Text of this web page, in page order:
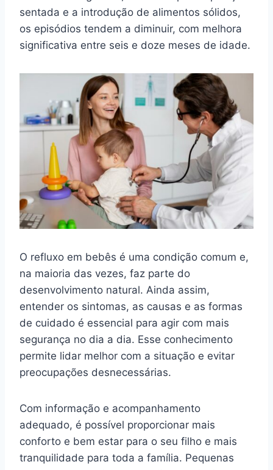
sentada e a introdução de alimentos sólidos,
os episódios tendem a diminuir, com melhora
significativa entre seis e doze meses de idade.
O refluxo em bebês é uma condição comum e,
na maioria das vezes, faz parte do
desenvolvimento natural. Ainda assim,
entender os sintomas, as causas e as formas
de cuidado é essencial para agir com mais
segurança no dia a dia. Esse conhecimento
permite lidar melhor com a situação e evitar
preocupações desnecessárias.
Com informação e acompanhamento
adequado, é possível proporcionar mais
conforto e bem estar para o seu filho e mais
tranquilidade para toda a família. Pequenas